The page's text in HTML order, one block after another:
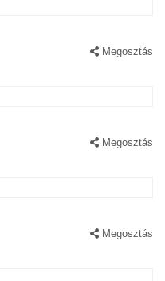
Megosztás
Megosztás
Megosztás